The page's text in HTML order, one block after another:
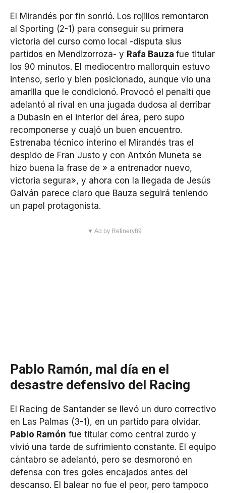
El Mirandés por fin sonrió. Los rojillos remontaron
al Sporting (2-1) para conseguir su primera
victoria del curso como local -disputa sius
partidos en Mendizorroza- y Rafa Bauza fue titular
los 90 minutos. El mediocentro mallorquín estuvo
intenso, serio y bien posicionado, aunque vio una
amarilla que le condicionó. Provocó el penalti que
adelantó al rival en una jugada dudosa al derribar
a Dubasin en el interior del área, pero supo
recomponerse y cuajó un buen encuentro.
Estrenaba técnico interino el Mirandés tras el
despido de Fran Justo y con Antxón Muneta se
hizo buena la frase de » a entrenador nuevo,
victoria segura», y ahora con la llegada de Jesús
Galván parece claro que Bauza seguirá teniendo
un papel protagonista.
▼ Ad by Refinery89
Pablo Ramón, mal día en el
desastre defensivo del Racing
El Racing de Santander se llevó un duro correctivo
en Las Palmas (3-1), en un partido para olvidar.
Pablo Ramón fue titular como central zurdo y
vivió una tarde de sufrimiento constante. El equipo
cántabro se adelantó, pero se desmoronó en
defensa con tres goles encajados antes del
descanso. El balear no fue el peor, pero tampoco